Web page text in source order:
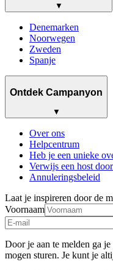
▼
Denemarken
Noorwegen
Zweden
Spanje
Ontdek Campanyon
▼
Over ons
Helpcentrum
Heb je een unieke
Verwijs een host door
Annuleringsbeleid
Laat je inspireren door de
Voornaam
Door je aan te melden ga
mogen sturen. Je kunt je